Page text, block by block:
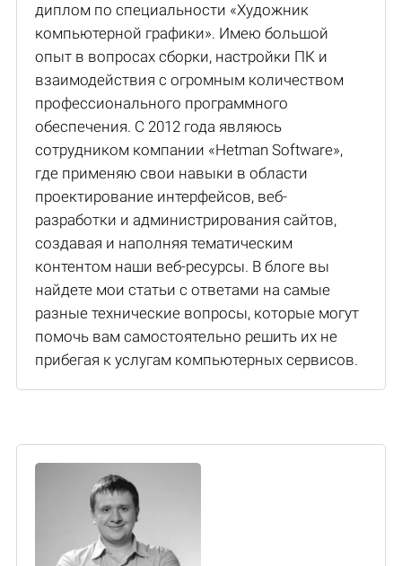
диплом по специальности «Художник
компьютерной графики». Имею большой
опыт в вопросах сборки, настройки ПК и
взаимодействия с огромным количеством
профессионального программного
обеспечения. С 2012 года являюсь
сотрудником компании «Hetman Software»,
где применяю свои навыки в области
проектирование интерфейсов, веб-
разработки и администрирования сайтов,
создавая и наполняя тематическим
контентом наши веб-ресурсы. В блоге вы
найдете мои статьи с ответами на самые
разные технические вопросы, которые могут
помочь вам самостоятельно решить их не
прибегая к услугам компьютерных сервисов.